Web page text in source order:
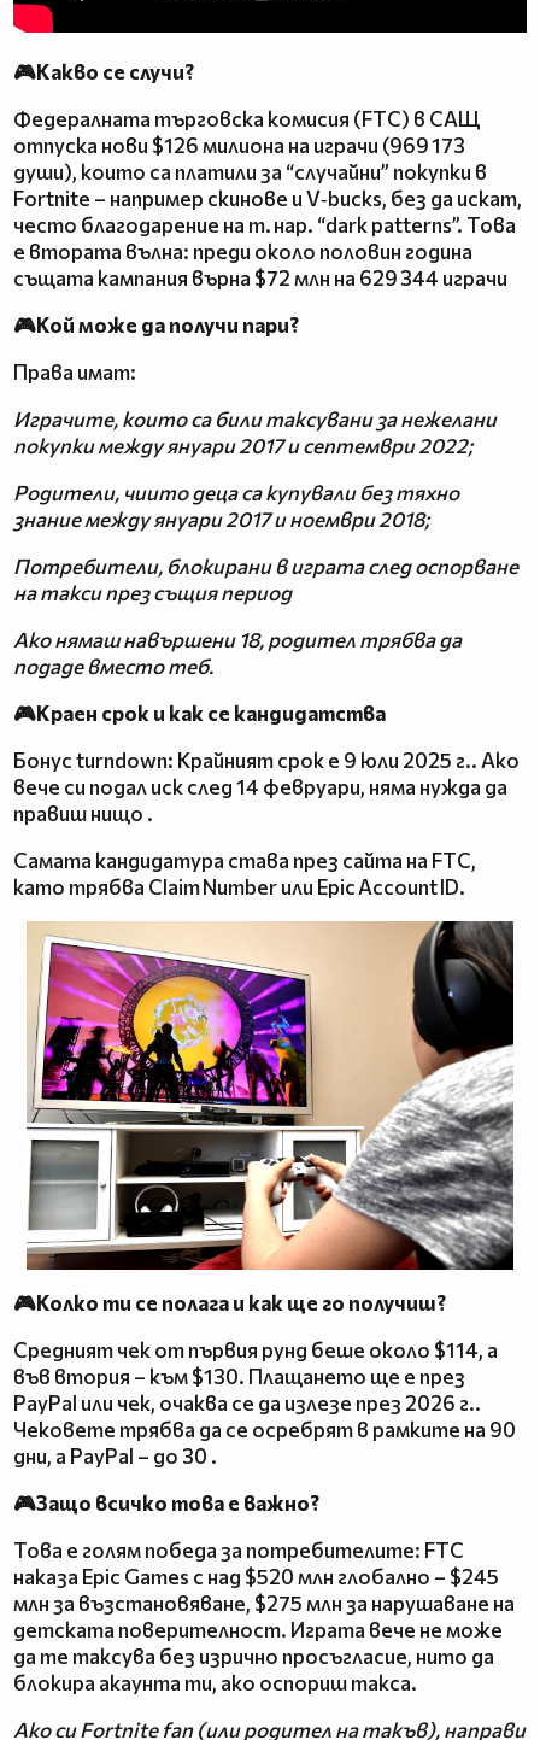
🎮Какво се случи?
Федералната търговска комисия (FTC) в САЩ
отпуска нови $126 милиона на играчи (969 173
души), които са платили за “случайни” покупки в
Fortnite – например скинове и V‑bucks, без да искат,
често благодарение на т. нар. “dark patterns”. Това
е втората вълна: преди около половин година
същата кампания върна $72 млн на 629 344 играчи
🎮Кой може да получи пари?
Права имат:
Играчите, които са били таксувани за нежелани
покупки между януари 2017 и септември 2022;
Родители, чиито деца са купували без тяхно
знание между януари 2017 и ноември 2018;
Потребители, блокирани в играта след оспорване
на такси през същия период
Ако нямаш навършени 18, родител трябва да
подаде вместо теб.
🎮Краен срок и как се кандидатства
Бонус turndown: Крайният срок е 9 юли 2025 г.. Ако
вече си подал иск след 14 февруари, няма нужда да
правиш нищо .
Самата кандидатура става през сайта на FTC,
като трябва Claim Number или Epic Account ID.
🎮Колко ти се полага и как ще го получиш?
Средният чек от първия рунд беше около $114, а
във втория – към $130. Плащането ще е през
PayPal или чек, очаква се да излезе през 2026 г..
Чековете трябва да се осребрят в рамките на 90
дни, а PayPal – до 30 .
🎮Защо всичко това е важно?
Това е голям победа за потребителите: FTC
наказа Epic Games с над $520 млн глобално – $245
млн за възстановяване, $275 млн за нарушаване на
детската поверителност. Играта вече не може
да те таксува без изрично просъгласие, нито да
блокира акаунта ти, ако оспориш такса.
Ако си Fortnite fan (или родител на такъв), направи